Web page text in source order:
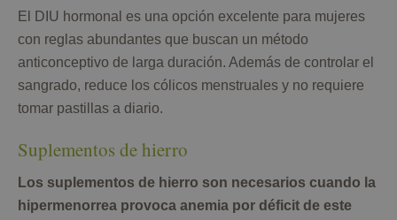
El DIU hormonal es una opción excelente para mujeres
con reglas abundantes que buscan un método
anticonceptivo de larga duración. Además de controlar el
sangrado, reduce los cólicos menstruales y no requiere
tomar pastillas a diario.
Suplementos de hierro
Los suplementos de hierro son necesarios cuando la
hipermenorrea provoca anemia por déficit de este